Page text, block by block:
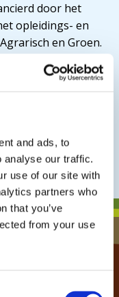
and ads, to
analyse our traffic.
use of our site with
partners who
that you’ve
from your use
door het
opleidings- en
en Groen.
duurzame
veiligheid &
en
agrarische en